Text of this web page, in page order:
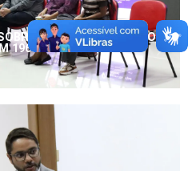
EDUARDO SERRANO,
1960